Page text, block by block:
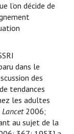
l’on décide de
dans le
des
tendances
les adultes
Lancet2006;
au sujet de la